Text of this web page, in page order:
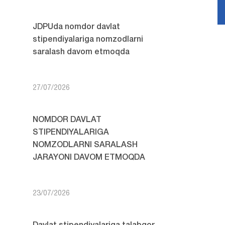
JDPUda nomdor davlat
stipendiyalariga nomzodlarni
saralash davom etmoqda
27/07/2026
NOMDOR DAVLAT
STIPENDIYALARIGA
NOMZODLARNI SARALASH
JARAYONI DAVOM ETMOQDA
23/07/2026